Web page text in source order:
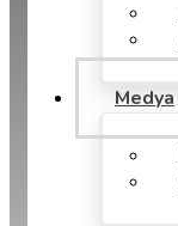
Medya